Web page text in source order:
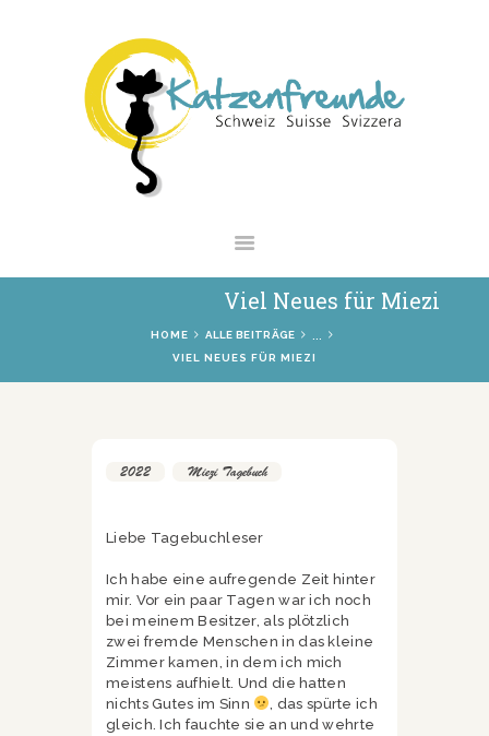
Viel Neues für Miezi
HOME ALLE BEITRÄGE
VIEL NEUES FÜR MIEZI
NEWS
VERMITTLUNG
INTERESSANTES
SHOP
2022 Miezi Tagebuch
Liebe Tagebuchleser
Ich habe eine aufregende Zeit hinter
mir. Vor ein paar Tagen war ich noch
bei meinem Besitzer, als plötzlich
zwei fremde Menschen in das kleine
Zimmer kamen, in dem ich mich
meistens aufhielt. Und die hatten
nichts Gutes im Sinn
, das spürte ich
gleich. Ich fauchte sie an und wehrte